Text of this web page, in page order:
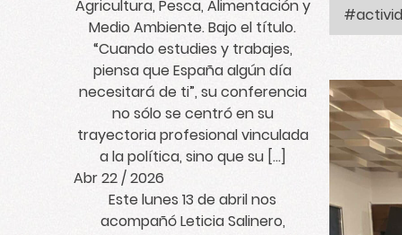
Agricultura, Pesca, Alimentación y
Medio Ambiente. Bajo el título.
“Cuando estudies y trabajes,
piensa que España algún día
necesitará de ti”, su conferencia
no sólo se centró en su
trayectoria profesional vinculada
a la política, sino que su […]
Abr 22 / 2026
Este lunes 13 de abril nos
acompañó Leticia Salinero,